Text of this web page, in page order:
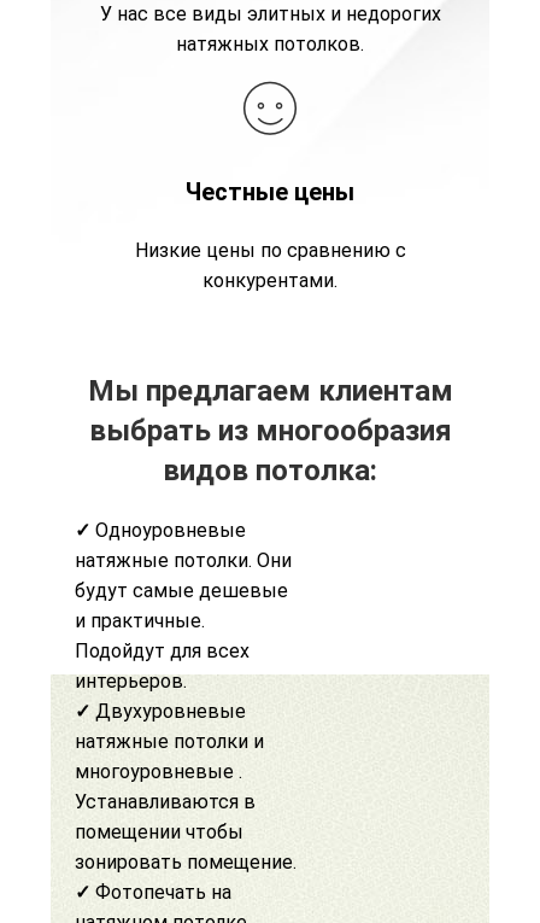
У нас все виды элитных и недорогих
натяжных потолков.
Честные цены
Низкие цены по сравнению с
конкурентами.
Мы предлагаем клиентам
выбрать из многообразия
видов потолка:
✓ Одноуровневые
натяжные потолки. Они
будут самые дешевые
и практичные.
Подойдут для всех
интерьеров.
✓ Двухуровневые
натяжные потолки и
многоуровневые .
Устанавливаются в
помещении чтобы
зонировать помещение.
✓ Фотопечать на